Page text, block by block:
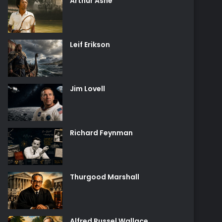
Leif Erikson
Jim Lovell
Richard Feynman
Thurgood Marshall